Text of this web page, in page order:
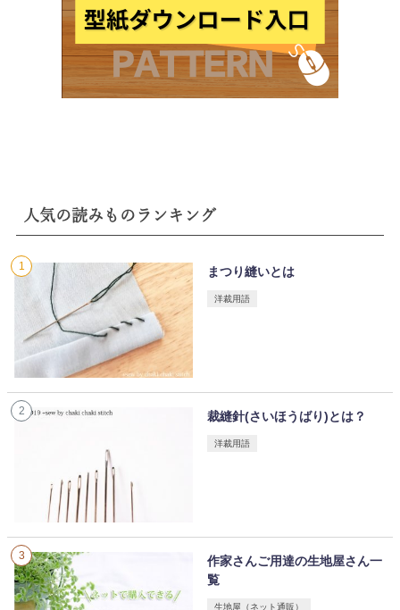
人気の読みものランキング
まつり縫いとは
洋裁用語
裁縫針(さいほうばり)とは？
洋裁用語
作家さんご用達の生地屋さん一
覧
生地屋（ネット通販）